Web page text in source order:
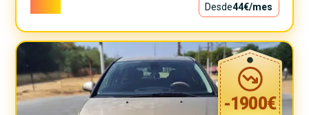
Desde44€/mes
-1900€